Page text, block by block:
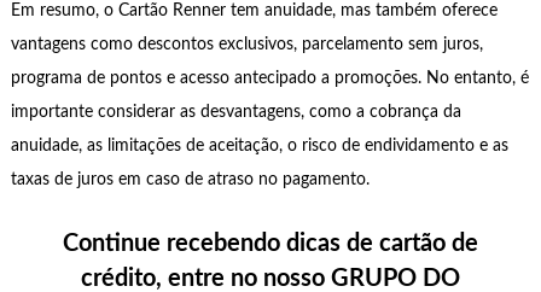
Em resumo, o Cartão Renner tem anuidade, mas também oferece
vantagens como descontos exclusivos, parcelamento sem juros,
programa de pontos e acesso antecipado a promoções. No entanto, é
importante considerar as desvantagens, como a cobrança da
anuidade, as limitações de aceitação, o risco de endividamento e as
taxas de juros em caso de atraso no pagamento.
Continue recebendo dicas de cartão de
crédito, entre no nosso GRUPO DO